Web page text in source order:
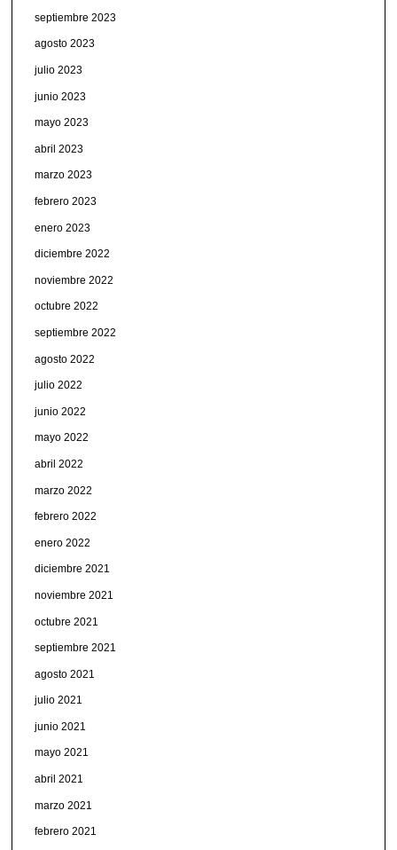
septiembre 2023
agosto 2023
julio 2023
junio 2023
mayo 2023
abril 2023
marzo 2023
febrero 2023
enero 2023
diciembre 2022
noviembre 2022
octubre 2022
septiembre 2022
agosto 2022
julio 2022
junio 2022
mayo 2022
abril 2022
marzo 2022
febrero 2022
enero 2022
diciembre 2021
noviembre 2021
octubre 2021
septiembre 2021
agosto 2021
julio 2021
junio 2021
mayo 2021
abril 2021
marzo 2021
febrero 2021